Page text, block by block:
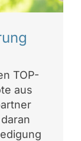
TOP-
aus